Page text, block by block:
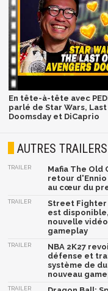
En tête-à-tête avec
parlé de Star Wars,
Doomsday et DiCaprio
AUTRES TRAILERS
TRAILER
Mafia The Old
retour
au cœur du
TRAILER
Street Fighter
est
nouvelle
gameplay
TRAILER
NBA 2K27
défense et
système de
nouveau
TRAILER